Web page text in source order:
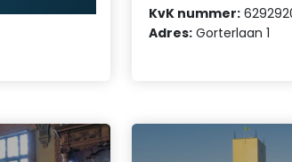
KvK nummer:
Adres: Gorterlaan 1